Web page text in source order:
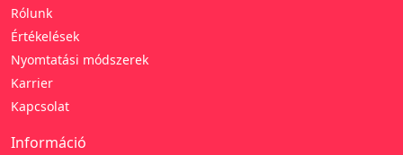
Rólunk
Értékelések
Nyomtatási módszerek
Karrier
Kapcsolat
Információ